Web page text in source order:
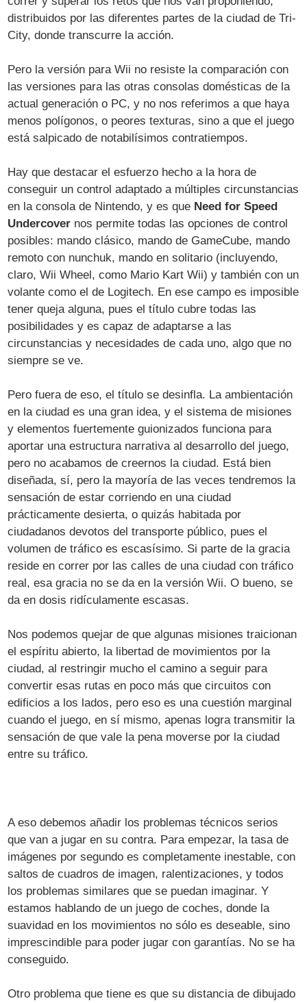
distribuidos por las diferentes partes de la ciudad de Tri-
City, donde transcurre la acción.
Pero la versión para Wii no resiste la comparación con
las versiones para las otras consolas domésticas de la
actual generación o PC, y no nos referimos a que haya
menos polígonos, o peores texturas, sino a que el juego
está salpicado de notabilísimos contratiempos.
Hay que destacar el esfuerzo hecho a la hora de
conseguir un control adaptado a múltiples circunstancias
en la consola de Nintendo, y es que Need for Speed
Undercover nos permite todas las opciones de control
posibles: mando clásico, mando de GameCube, mando
remoto con nunchuk, mando en solitario (incluyendo,
claro, Wii Wheel, como Mario Kart Wii) y también con un
volante como el de Logitech. En ese campo es imposible
tener queja alguna, pues el título cubre todas las
posibilidades y es capaz de adaptarse a las
circunstancias y necesidades de cada uno, algo que no
siempre se ve.
Pero fuera de eso, el título se desinfla. La ambientación
en la ciudad es una gran idea, y el sistema de misiones
y elementos fuertemente guionizados funciona para
aportar una estructura narrativa al desarrollo del juego,
pero no acabamos de creernos la ciudad. Está bien
diseñada, sí, pero la mayoría de las veces tendremos la
sensación de estar corriendo en una ciudad
prácticamente desierta, o quizás habitada por
ciudadanos devotos del transporte público, pues el
volumen de tráfico es escasísimo. Si parte de la gracia
reside en correr por las calles de una ciudad con tráfico
real, esa gracia no se da en la versión Wii. O bueno, se
da en dosis ridículamente escasas.
Nos podemos quejar de que algunas misiones traicionan
el espíritu abierto, la libertad de movimientos por la
ciudad, al restringir mucho el camino a seguir para
convertir esas rutas en poco más que circuitos con
edificios a los lados, pero eso es una cuestión marginal
cuando el juego, en sí mismo, apenas logra transmitir la
sensación de que vale la pena moverse por la ciudad
entre su tráfico.
A eso debemos añadir los problemas técnicos serios
que van a jugar en su contra. Para empezar, la tasa de
imágenes por segundo es completamente inestable, con
saltos de cuadros de imagen, ralentizaciones, y todos
los problemas similares que se puedan imaginar. Y
estamos hablando de un juego de coches, donde la
suavidad en los movimientos no sólo es deseable, sino
imprescindible para poder jugar con garantías. No se ha
conseguido.
Otro problema que tiene es que su distancia de dibujado